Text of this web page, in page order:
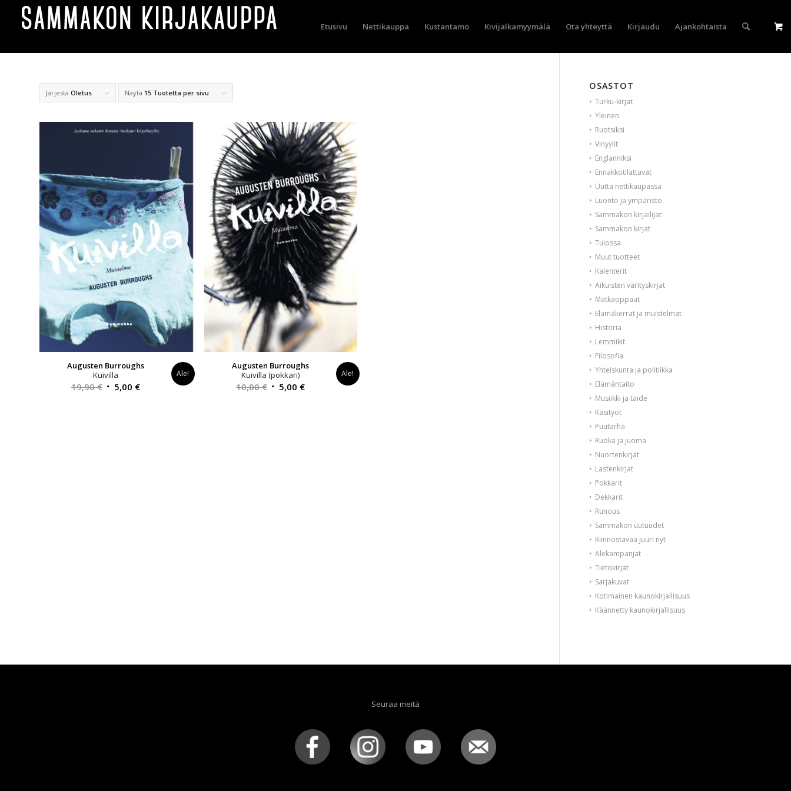
Etusivu Nettikauppa Kustantamo Kivijalkamyymälä Ota yhteyttä Kirjaudu Ajankohtaista
Järjestä Oletus Näytä 15 Tuotetta per sivu
Augusten Burroughs
Kuivilla
19,90€ Alkuperäinen
5,00 €Nykyinen
Ale!
Augusten Burroughs
Kuivilla (pokkari)
10,00€ Alkuperäinen
5,00 €Nykyinen
Ale!
OSASTOT
Turku-kirjat
Yleinen
Ruotsiksi
Vinyylit
Englanniksi
Ennakkotilattavat
Uutta nettikaupassa
Luonto ja ympäristö
Sammakon kirjailijat
Sammakon kirjat
Tulossa
Muut tuotteet
Kalenterit
Aikuisten värityskirjat
Matkaoppaat
Elämäkerrat ja muistelmat
Historia
Lemmikit
Filosofia
Yhteiskunta ja politiikka
Elämäntaito
Musiikki ja taide
Käsityöt
Puutarha
Ruoka ja juoma
Nuortenkirjat
Lastenkirjat
Pokkarit
Dekkarit
Runous
Sammakon uutuudet
Kiinnostavaa juuri nyt
Alekampanjat
Tietokirjat
Sarjakuvat
Kotimainen kaunokirjallisuus
Käännetty kaunokirjallisuus
Seuraa meitä